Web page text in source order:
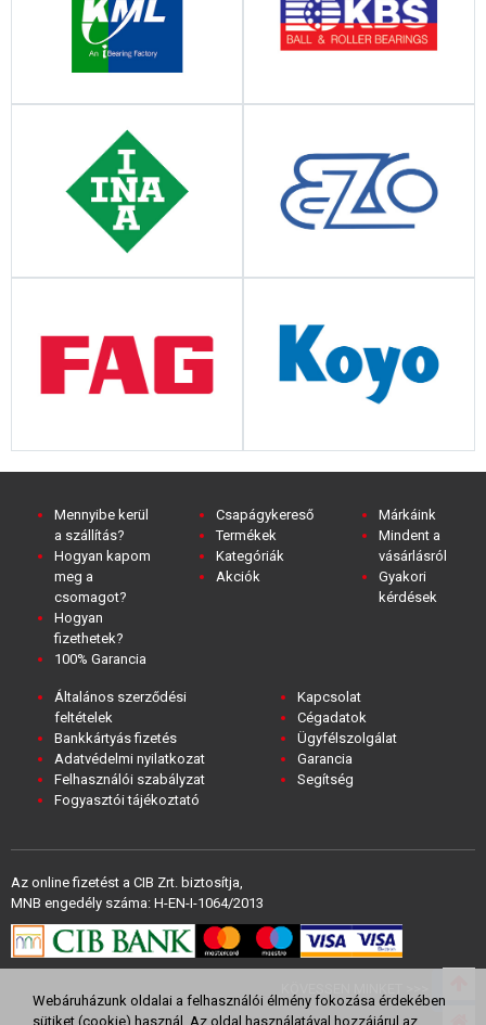
Webáruházunk oldalai a felhasználói élmény fokozása érdekében
sütiket (cookie) használ. Az oldal használatával hozzájárul az
Mennyibe kerül
a szállítás?
Hogyan kapom
meg a
csomagot?
Hogyan
fizethetek?
100% Garancia
Csapágykereső
Termékek
Kategóriák
Akciók
Márkáink
Mindent a
vásárlásról
Gyakori
kérdések
Általános szerződési
feltételek
Bankkártyás fizetés
Adatvédelmi nyilatkozat
Felhasználói szabályzat
Fogyasztói tájékoztató
Kapcsolat
Cégadatok
Ügyfélszolgálat
Garancia
Segítség
Az online fizetést a CIB Zrt. biztosítja,
MNB engedély száma: H-EN-I-1064/2013